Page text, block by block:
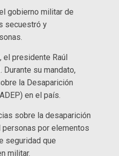
gobierno militar de
secuestró y
el presidente Raúl
su mandato,
la Desaparición
en el país.
sobre la desaparición
por elementos
seguridad que
militar.